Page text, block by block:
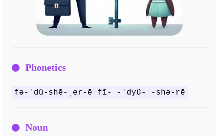
Phonetics
fə-ˈdü-shē-ˌer-ē fī- -ˈdyü- -shə-rē
Noun